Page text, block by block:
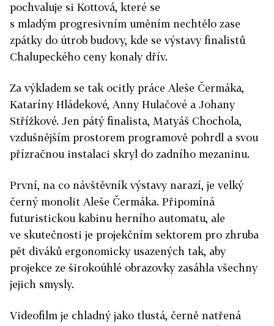
pochvaluje si Kottová, které se
s mladým progresivním uměním nechtělo zase
zpátky do útrob budovy, kde se výstavy finalistů
Chalupeckého ceny konaly dřív.
Za výkladem se tak ocitly práce Aleše Čermáka,
Kataríny Hládekové, Anny Hulačové a Johany
Střížkové. Jen pátý finalista, Matyáš Chochola,
vzdušnějším prostorem programově pohrdl a svou
přízračnou instalaci skryl do zadního mezaninu.
První, na co návštěvník výstavy narazí, je velký
černý monolit Aleše Čermáka. Připomíná
futuristickou kabinu herního automatu, ale
ve skutečnosti je projekčním sektorem pro zhruba
pět diváků ergonomicky usazených tak, aby
projekce ze širokoúhlé obrazovky zasáhla všechny
jejich smysly.
Videofilm je chladný jako tlustá, černě natřená